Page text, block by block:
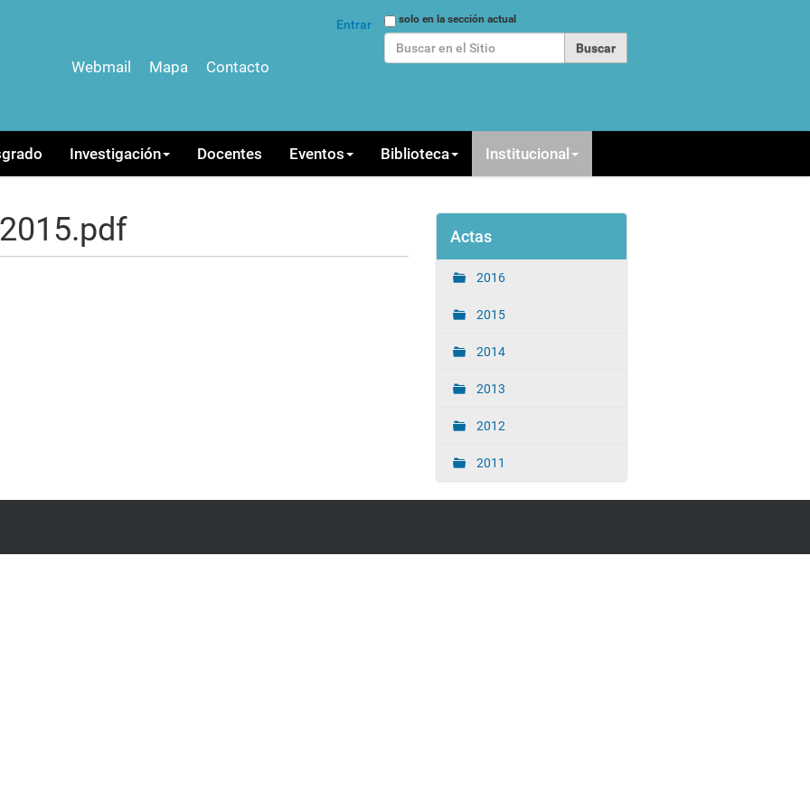
Buscarsolo en la sección actual
Entrar
Webmail Mapa Contacto
Investigación Docentes Eventos Biblioteca Institucional
Actas
2016
2015
2014
2013
2012
2011